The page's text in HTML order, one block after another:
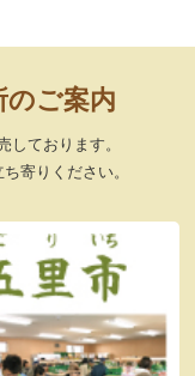
のご案内
しております。
寄りください。